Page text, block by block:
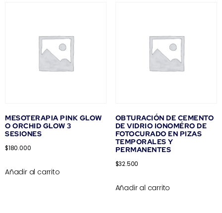
MESOTERAPIA PINK GLOW
O ORCHID GLOW 3
SESIONES
$180.000
Añadir al carrito
OBTURACIÓN DE CEMENTO
DE VIDRIO IONOMÉRO DE
FOTOCURADO EN PIZAS
TEMPORALES Y
PERMANENTES
$32.500
Añadir al carrito